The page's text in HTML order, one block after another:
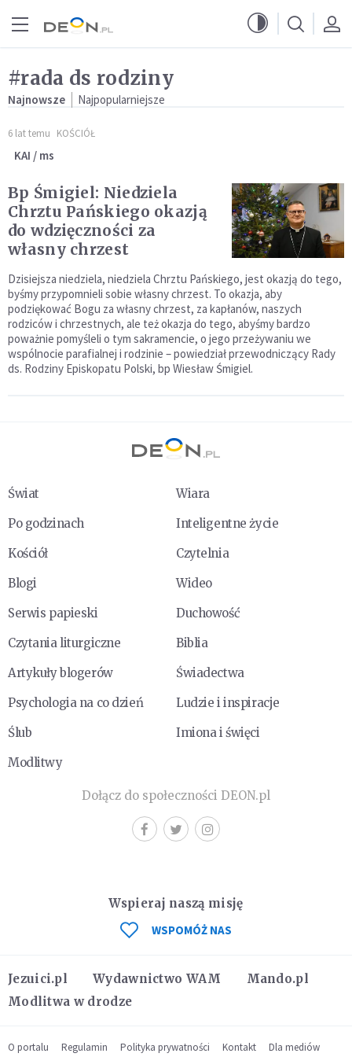
#rada ds rodziny
Najnowsze Najpopularniejsze
6 lat temu KOŚCIÓŁ
KAI / ms
Bp Śmigiel: Niedziela
Chrztu Pańskiego okazją
do wdzięczności za
własny chrzest
Dzisiejsza niedziela, niedziela Chrztu Pańskiego, jest okazją do tego,
byśmy przypomnieli sobie własny chrzest. To okazja, aby
podziękować Bogu za własny chrzest, za kapłanów, naszych
rodziców i chrzestnych, ale też okazja do tego, abyśmy bardzo
poważnie pomyśleli o tym sakramencie, o jego przeżywaniu we
wspólnocie parafialnej i rodzinie – powiedział przewodniczący Rady
ds. Rodziny Episkopatu Polski, bp Wiesław Śmigiel.
Świat
Wiara
Po godzinach
Inteligentne życie
Kościół
Czytelnia
Blogi
Wideo
Serwis papieski
Duchowość
Czytania liturgiczne
Biblia
Artykuły blogerów
Świadectwa
Psychologia na co dzień
Ludzie i inspiracje
Ślub
Imiona i święci
Modlitwy
Dołącz do społeczności DEON.pl
Jezuici.pl Wydawnictwo WAM
Mando.pl
Modlitwa w drodze
Wspieraj naszą misję
WSPOMÓŻ NAS
O portalu Regulamin Polityka prywatności Kontakt Dla mediów